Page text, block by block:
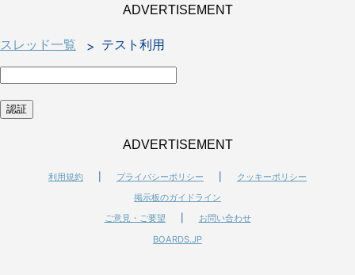
ADVERTISEMENT
スレッド一覧 テスト利用
ADVERTISEMENT
利用規約 プライバシーポリシー
クッキーポリシー
掲示板のガイドライン
ご意見・ご要望
お問い合わせ
BOARDS.JP